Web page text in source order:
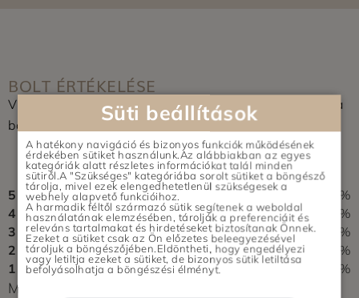
BOLT ÉRTÉKELÉSE
Vásároltál az üzletben? Segítsd a többieket, értékeld a
boltot és írj pár soros véleményt.
0,0
0 vélemény alapján
5
0%
4
0%
3
0%
2
0%
1
0%
Még nem érkezett értékelés. Légy Te az első!
Süti beállítások
A hatékony navigáció és bizonyos funkciók működésének
érdekében sütiket használunk.Az alábbiakban az egyes
kategóriák alatt részletes információkat talál minden
sütiről.A "Szükséges" kategóriába sorolt sütiket a böngésző
tárolja, mivel ezek elengedhetetlenül szükségesek a
webhely alapvető funkcióihoz.
A harmadik féltől származó sütik segítenek a weboldal
használatának elemzésében, tárolják a preferenciáit és
releváns tartalmakat és hirdetéseket biztosítanak Önnek.
Ezeket a sütiket csak az Ön előzetes beleegyezésével
tároljuk a böngészőjében.Eldöntheti, hogy engedélyezi
vagy letiltja ezeket a sütiket, de bizonyos sütik letiltása
befolyásolhatja a böngészési élményt.